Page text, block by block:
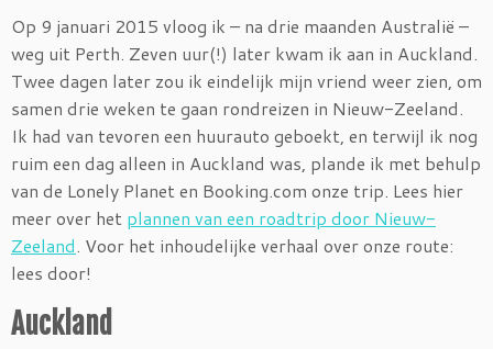
Op 9 januari 2015 vloog ik – na drie maanden Australië –
weg uit Perth. Zeven uur(!) later kwam ik aan in Auckland.
Twee dagen later zou ik eindelijk mijn vriend weer zien, om
samen drie weken te gaan rondreizen in Nieuw-Zeeland.
Ik had van tevoren een huurauto geboekt, en terwijl ik nog
ruim een dag alleen in Auckland was, plande ik met behulp
van de Lonely Planet en Booking.com onze trip. Lees hier
meer over het plannen van een roadtrip door Nieuw-
Zeeland. Voor het inhoudelijke verhaal over onze route:
lees door!
Auckland